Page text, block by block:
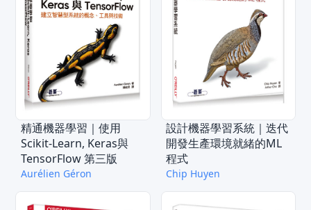
精通機器學習｜使用
Scikit-Learn, Keras與
TensorFlow 第三版
Aurélien Géron
設計機器學習系統｜迭代
開發生產環境就緒的ML
程式
Chip Huyen